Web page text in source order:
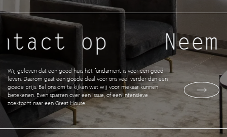
op
Wij geloven dat een goed huis hét fundament is voor een goed
leven. Daarom gaat een goede deal voor ons veel verder dan een
goede prijs. Bel ons om te kijken wat wij voor mekaar kunnen
betekenen. Even sparren over een issue, of een intensieve
zoektocht naar een Great House.